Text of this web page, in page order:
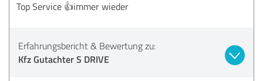
Top Service 👍immer wieder
Erfahrungsbericht & Bewertung zu:
Kfz Gutachter S DRIVE